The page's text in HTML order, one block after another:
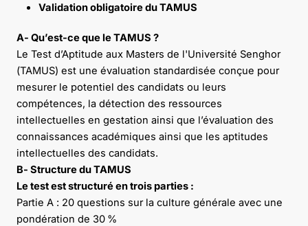
Validation obligatoire du TAMUS
A- Qu’est-ce que le TAMUS ?
Le Test d’Aptitude aux Masters de l'Université Senghor
(TAMUS) est une évaluation standardisée conçue pour
mesurer le potentiel des candidats ou leurs
compétences, la détection des ressources
intellectuelles en gestation ainsi que l’évaluation des
connaissances académiques ainsi que les aptitudes
intellectuelles des candidats.
B- Structure du TAMUS
Le test est structuré en trois parties :
Partie A : 20 questions sur la culture générale avec une
pondération de 30 %